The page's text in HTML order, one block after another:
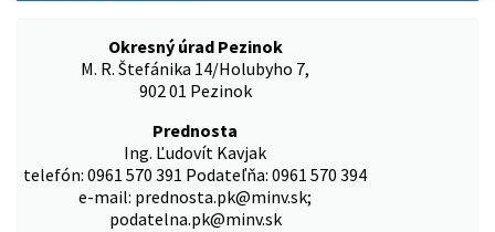
Okresný úrad Pezinok
M. R. Štefánika 14/Holubyho 7,
902 01 Pezinok
Prednosta
Ing. Ľudovít Kavjak
telefón: 0961 570 391 Podateľňa: 0961 570 394
e-mail: prednosta.pk@minv.sk;
podatelna.pk@minv.sk